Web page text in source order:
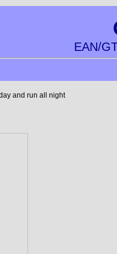
EAN/
and run all night